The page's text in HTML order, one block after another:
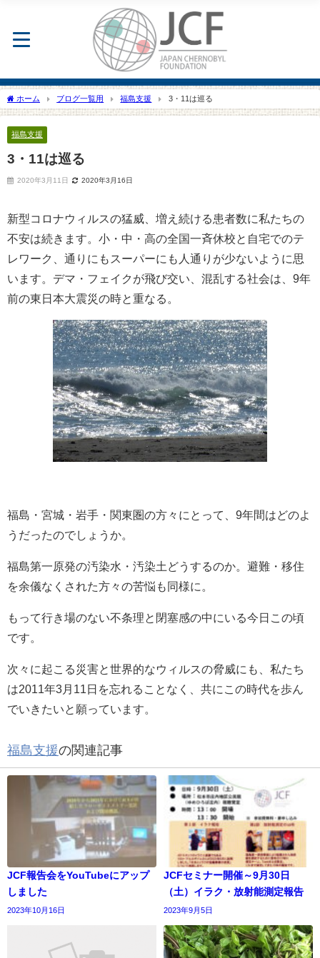
ホーム ブログ一覧用 福島支援 3・11は巡る
福島支援
3・11は巡る
2020年3月11日 2020年3月16日
新型コロナウィルスの猛威、増え続ける患者数に私たちの
不安は続きます。小・中・高の全国一斉休校と自宅でのテ
レワーク、通りにもスーパーにも人通りが少ないように思
います。デマ・フェイクが飛び交い、混乱する社会は、9年
前の東日本大震災の時と重なる。
福島・宮城・岩手・関東圏の方々にとって、9年間はどのよ
うだったのでしょうか。
福島第一原発の汚染水・汚染土どうするのか。避難・移住
を余儀なくされた方々の苦悩も同様に。
もって行き場のない不条理と閉塞感の中にいる今日この頃
です。
次々に起こる災害と世界的なウィルスの脅威にも、私たち
は2011年3月11日を忘れることなく、共にこの時代を歩ん
でいきたいと願っています。
福島支援の関連記事
JCF報告会をYouTubeにアップ
しました
2023年10月16日
JCFセミナー開催～9月30日
（土）イラク・放射能測定報告
2023年9月5日